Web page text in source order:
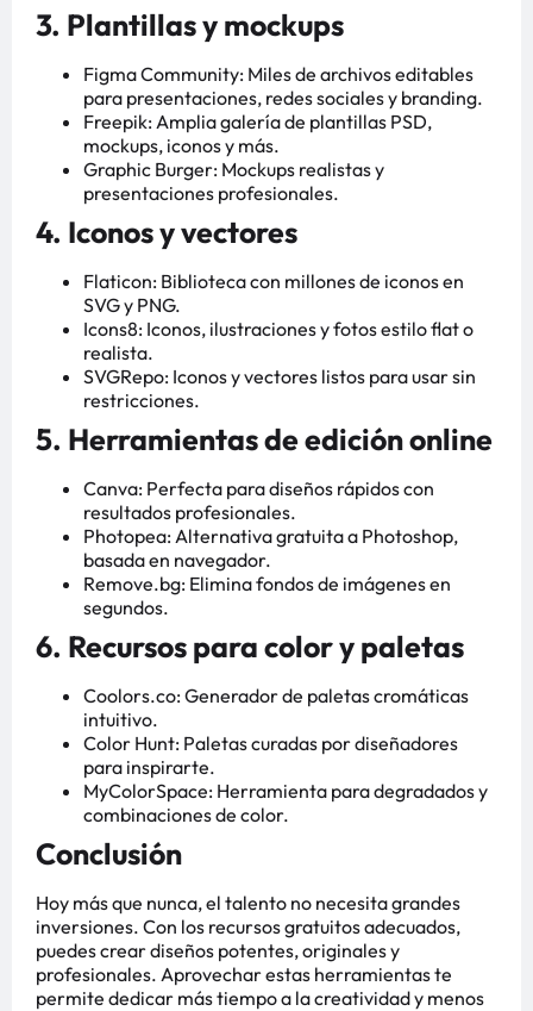
3. Plantillas y mockups
Figma Community: Miles de archivos editables
para presentaciones, redes sociales y branding.
Freepik: Amplia galería de plantillas PSD,
mockups, iconos y más.
Graphic Burger: Mockups realistas y
presentaciones profesionales.
4. Iconos y vectores
Flaticon: Biblioteca con millones de iconos en
SVG y PNG.
Icons8: Iconos, ilustraciones y fotos estilo flat o
realista.
SVGRepo: Iconos y vectores listos para usar sin
restricciones.
5. Herramientas de edición online
Canva: Perfecta para diseños rápidos con
resultados profesionales.
Photopea: Alternativa gratuita a Photoshop,
basada en navegador.
Remove.bg: Elimina fondos de imágenes en
segundos.
6. Recursos para color y paletas
Coolors.co: Generador de paletas cromáticas
intuitivo.
Color Hunt: Paletas curadas por diseñadores
para inspirarte.
MyColorSpace: Herramienta para degradados y
combinaciones de color.
Conclusión
Hoy más que nunca, el talento no necesita grandes
inversiones. Con los recursos gratuitos adecuados,
puedes crear diseños potentes, originales y
profesionales. Aprovechar estas herramientas te
permite dedicar más tiempo a la creatividad y menos